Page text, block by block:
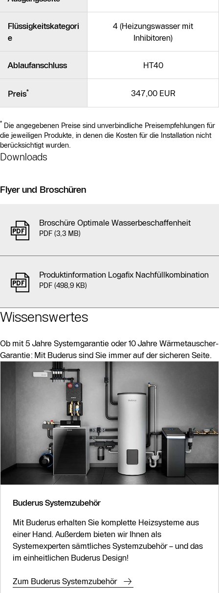
Flüssigkeitskategori
e
4 (Heizungswasser mit
Inhibitoren)
Ablaufanschluss HT40
Preis* 347,00 EUR
* Die angegebenen Preise sind unverbindliche Preisempfehlungen für
die jeweiligen Produkte, in denen die Kosten für die Installation nicht
berücksichtigt wurden.
Downloads
Flyer und Broschüren
Broschüre Optimale Wasserbeschaffenheit
PDF (3,3 MB)
Produktinformation Logafix Nachfüllkombination
PDF (498,9 KB)
Wissenswertes
Ob mit 5 Jahre Systemgarantie oder 10 Jahre Wärmetauscher-
Garantie: Mit Buderus sind Sie immer auf der sicheren Seite.
Slider Bildergalerie
Als Liste anzeigen
Slider Überspringen
Buderus Systemzubehör
Mit Buderus erhalten Sie komplette Heizsysteme aus
einer Hand. Außerdem bieten wir Ihnen als
Systemexperten sämtliches Systemzubehör – und das
im einheitlichen Buderus Design!
Zum Buderus Systemzubehör